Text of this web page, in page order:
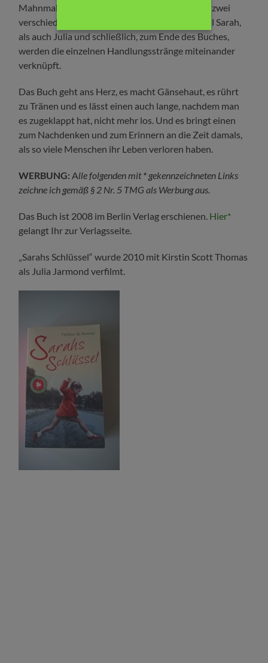
Mahnmal gegen das Vergessen zu schreiben. In zwei
verschiedenen Zeitebenen begleiten wir sowohl Sarah,
als auch Julia und schließlich, zum Ende des Buches,
werden die einzelnen Handlungsstränge miteinander
verknüpft.
Das Buch geht ans Herz, es macht Gänsehaut, es rührt
zu Tränen und es lässt einen auch lange, nachdem man
es zugeklappt hat, nicht mehr los. Und es bringt einen
zum Nachdenken und zum Erinnern an die Zeit damals,
als so viele Menschen ihr Leben verloren haben.
WERBUNG: Alle folgenden mit* gekennzeichneten Links
zeichne ich gemäß § 2 Nr. 5 TMG als Werbung aus.
Das Buch ist 2008 im Berlin Verlag erschienen. Hier*
gelangt Ihr zur Verlagsseite.
„Sarahs Schlüssel“ wurde 2010 mit Kirstin Scott Thomas
als Julia Jarmond verfilmt.